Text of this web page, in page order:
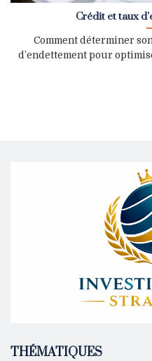
Crédit et taux
Comment déterminer
d’endettement pour
THÉMATIQUES